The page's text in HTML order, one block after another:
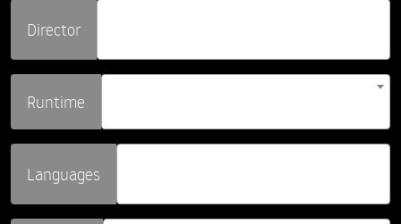
Director
Runtime
Languages